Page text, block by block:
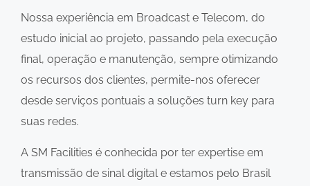
Nossa experiência em Broadcast e Telecom, do
estudo inicial ao projeto, passando pela execução
final, operação e manutenção, sempre otimizando
os recursos dos clientes, permite-nos oferecer
desde serviços pontuais a soluções turn key para
suas redes.
A SM Facilities é conhecida por ter expertise em
transmissão de sinal digital e estamos pelo Brasil